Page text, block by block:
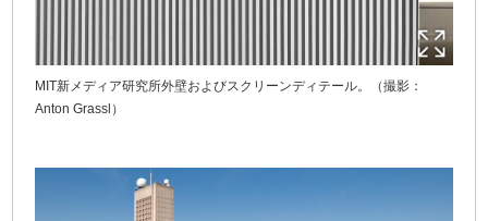
MIT新メディア研究所外壁およびスクリーンディテール。（撮影：
Anton Grassl）